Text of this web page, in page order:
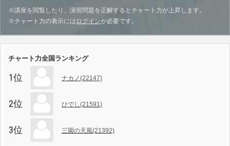
※講座を閲覧したり、演習問題を正解するとチャート力が上昇します。
※チャート力の表示には ログインが必要です。
チャート力全国ランキング
1位 ナカノ(22147)
2位 ひでし(21591)
3位 三園の天風(21392)